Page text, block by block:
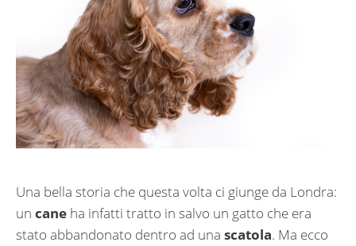
Una bella storia che questa volta ci giunge da Londra:
un cane ha infatti tratto in salvo un gatto che era
stato abbandonato dentro ad una scatola. Ma ecco